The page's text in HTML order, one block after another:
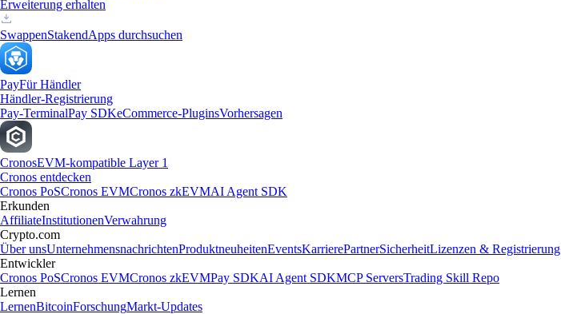
Erweiterung erhalten
SwappenStakendApps durchsuchen
PayFür Händler
Händler-Registrierung
Pay-TerminalPay SDKeCommerce-PluginsVorhersagen
CronosEVM-kompatible Layer 1
Cronos entdecken
Cronos PoSCronos EVMCronos zkEVMAI Agent SDK
Erkunden
AffiliateInstitutionenVerwahrung
Crypto.com
Über unsUnternehmensnachrichtenProduktneuheitenEventsKarrierePartnerSicherheitLizenzen & Registrierung
Entwickler
Cronos PoSCronos EVMCronos zkEVMPay SDKAI Agent SDKMCP ServersTrading Skill Repo
Lernen
LernenBitcoinForschungMarkt-Updates